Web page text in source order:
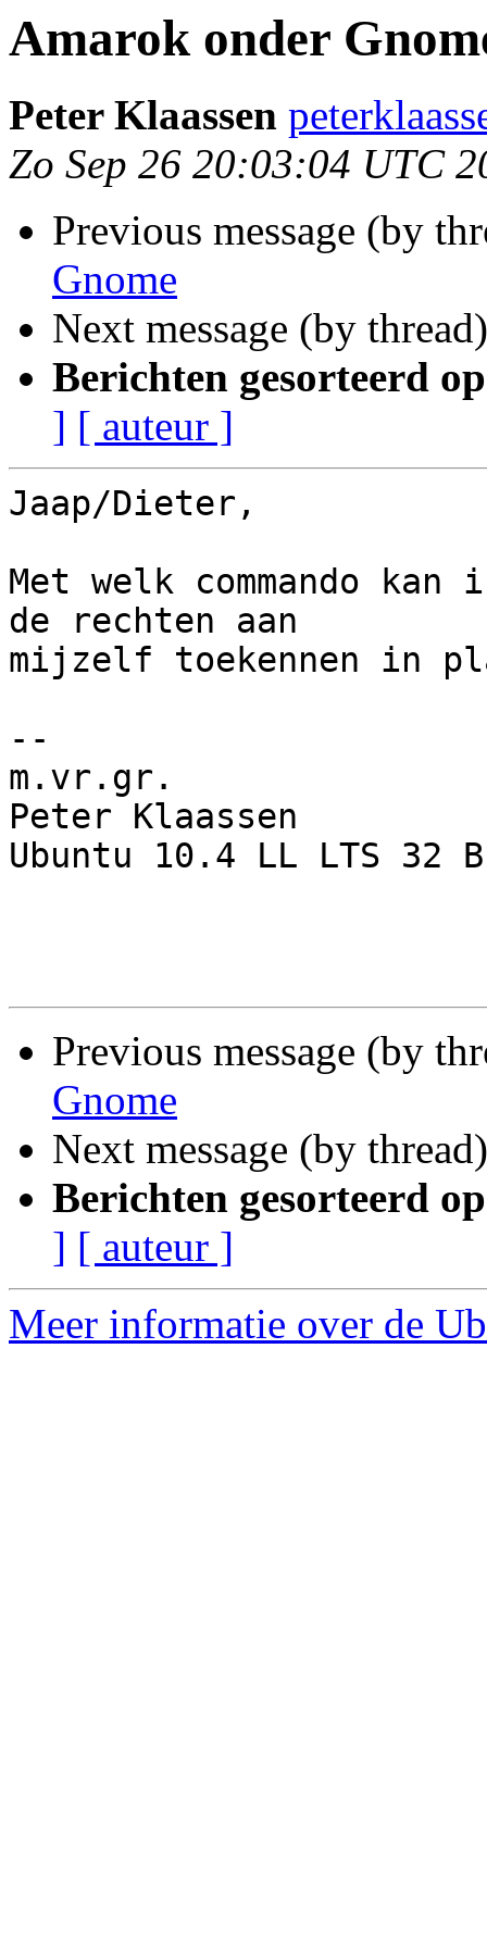
Amarok onder
Peter Klaassen
Zo Sep 26 20:03:04 UTC
Previous message (by
Gnome
Next message (by
Berichten gesorteerd
] [ auteur ]
Jaap/Dieter,
Met welk commando
de rechten aan
mijzelf toekennen in
--
m.vr.gr.
Peter Klaassen
Ubuntu 10.4 LL LTS 32
Previous message (by
Gnome
Next message (by
Berichten gesorteerd
] [ auteur ]
Meer informatie over de